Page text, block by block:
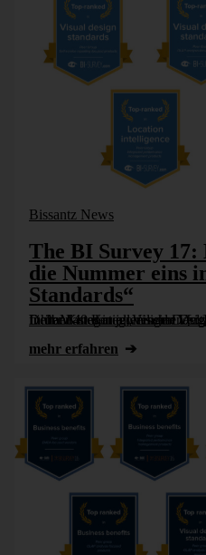
Bissantz News
The BI Survey
die Nummer eins
Standards“
In über 40 Kategorien hat DeltaMaster im BI Survey 17 als führend in den jeweiligen Vergleichsgruppen abgeschnitten. In der Kategorie „Visual Design Standards“ landet DeltaMaster in allen seinen [...]
mehr erfahren